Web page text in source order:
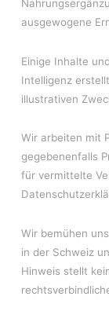
ausgewogene
Einige Inhalte
Intelligenz
illustrativen
Wir arbeiten mit
gegebenenfalls
für vermittelte
Wir bemühen
in der Schweiz
Hinweis stellt